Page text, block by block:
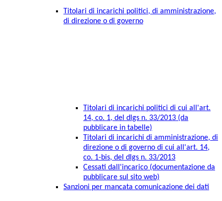
Titolari di incarichi politici, di amministrazione,
di direzione o di governo
Titolari di incarichi politici di cui all'art.
14, co. 1, del dlgs n. 33/2013 (da
pubblicare in tabelle)
Titolari di incarichi di amministrazione, di
direzione o di governo di cui all'art. 14,
co. 1-bis, del dlgs n. 33/2013
Cessati dall'incarico (documentazione da
pubblicare sul sito web)
Sanzioni per mancata comunicazione dei dati